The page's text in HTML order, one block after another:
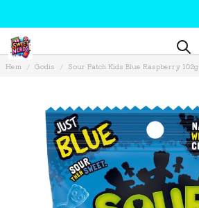
Hem Godis Sour Patch Kids Blue Raspberry 102g